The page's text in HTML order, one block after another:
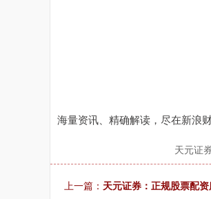
海量资讯、精确解读，尽在新浪
天元证
上一篇： 天元证券：正规股票配